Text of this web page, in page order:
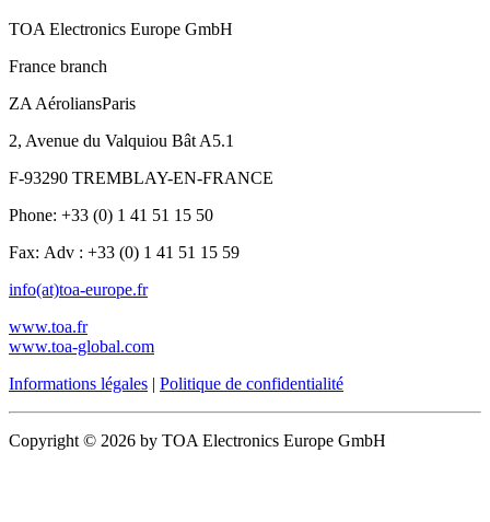
TOA Electronics Europe GmbH
France branch
ZA AéroliansParis
2, Avenue du Valquiou Bât A5.1
F-93290 TREMBLAY-EN-FRANCE
Phone: +33 (0) 1 41 51 15 50
Fax: Adv : +33 (0) 1 41 51 15 59
info(at)toa-europe.fr
www.toa.fr
www.toa-global.com
Informations légales | Politique de confidentialité
Copyright © 2026 by TOA Electronics Europe GmbH